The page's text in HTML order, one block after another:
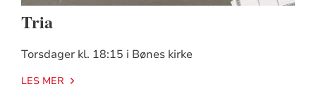
Tria
Torsdager kl. 18:15 i Bønes kirke
LES MER